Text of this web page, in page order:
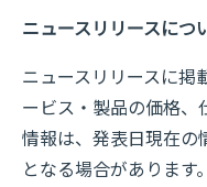
ニュースリリースにつ
ニュースリリースに掲
ービス・製品の価格、
情報は、発表日現在の
となる場合があります